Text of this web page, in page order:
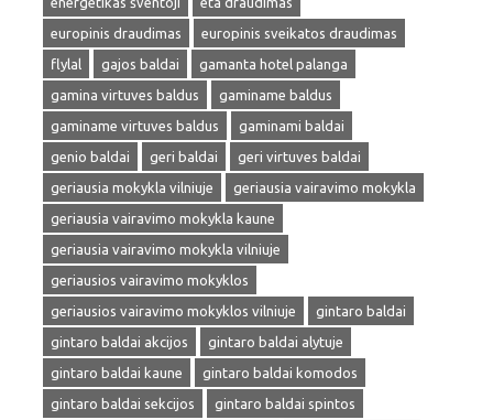
europinis draudimas
europinis sveikatos draudimas
flylal
gajos baldai
gamanta hotel palanga
gamina virtuves baldus
gaminame baldus
gaminame virtuves baldus
gaminami baldai
genio baldai
geri baldai
geri virtuves baldai
geriausia mokykla vilniuje
geriausia vairavimo mokykla
geriausia vairavimo mokykla kaune
geriausia vairavimo mokykla vilniuje
geriausios vairavimo mokyklos
geriausios vairavimo mokyklos vilniuje
gintaro baldai
gintaro baldai akcijos
gintaro baldai alytuje
gintaro baldai kaune
gintaro baldai komodos
gintaro baldai sekcijos
gintaro baldai spintos